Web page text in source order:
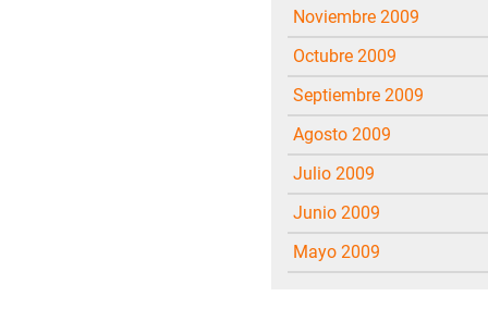
noviembre 2009
octubre 2009
septiembre 2009
agosto 2009
julio 2009
junio 2009
mayo 2009